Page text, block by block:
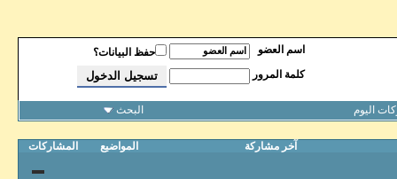
اسم العضو
حفظ البيانات؟
كلمة المرور
اليوم البحث
آخر مشاركة المواضيع المشاركات